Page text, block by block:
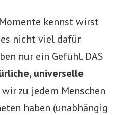
kennst wirst
nicht viel dafür
nur ein Gefühl. DAS
universelle
zu jedem Menschen
haben (unabhängig